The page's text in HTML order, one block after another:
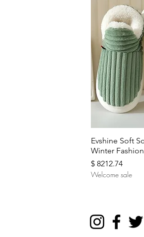
Evshine Soft
Winter
Prix
$ 8212.74
Welcome sale